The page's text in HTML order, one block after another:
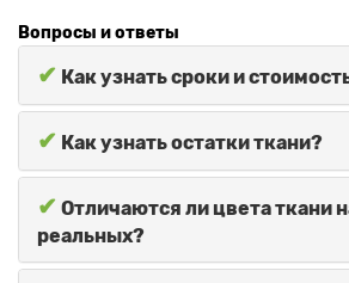
Вопросы и ответы
✔ Как узнать сроки и
✔ Как узнать остатки ткани?
✔ Отличаются ли цвета ткани
реальных?